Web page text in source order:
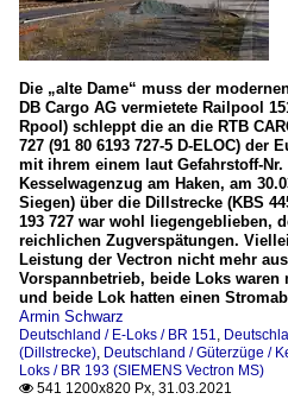
Die „alte Dame“ muss der
DB Cargo AG vermietete Railpool
Rpool) schleppt die an die RTB
727 (91 80 6193 727-5 D-ELOC) der
mit ihrem einem laut Gefahrstoff-
Kesselwagenzug am Haken, am
Siegen) über die Dillstrecke (KBS
193 727 war wohl liegengeblieben,
reichlichen Zugverspätungen.
Leistung der Vectron nicht mehr
Vorspannbetrieb, beide Loks
und beide Lok hatten einen
Armin Schwarz
Deutschland / E-Loks / BR 151,
(Dillstrecke), Deutschland / Güterzüge /
Loks / BR 193 (SIEMENS Vectron MS)
 541 1200x820 Px, 31.03.2021